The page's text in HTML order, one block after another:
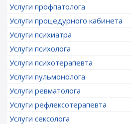
Услуги профпатолога
Услуги процедурного кабинета
Услуги психиатра
Услуги психолога
Услуги психотерапевта
Услуги пульмонолога
Услуги ревматолога
Услуги рефлексотерапевта
Услуги сексолога